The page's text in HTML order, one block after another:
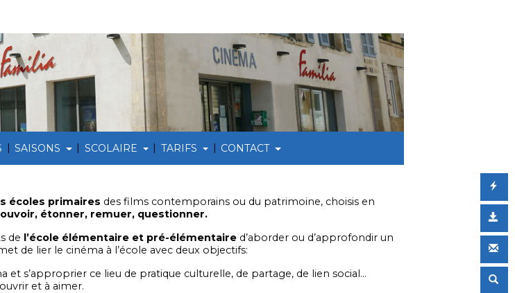
| SAISONS | SCOLAIRE | TARIFS | CONTACT
écoles primaires des films contemporains ou du patrimoine, choisis en
étonner, remuer, questionner.
de l’école élémentaire et pré-élémentaire d’aborder ou d’approfondir un
de lier le cinéma à l’école avec deux objectifs:
s’approprier ce lieu de pratique culturelle, de partage, de lien social…
et à aimer.